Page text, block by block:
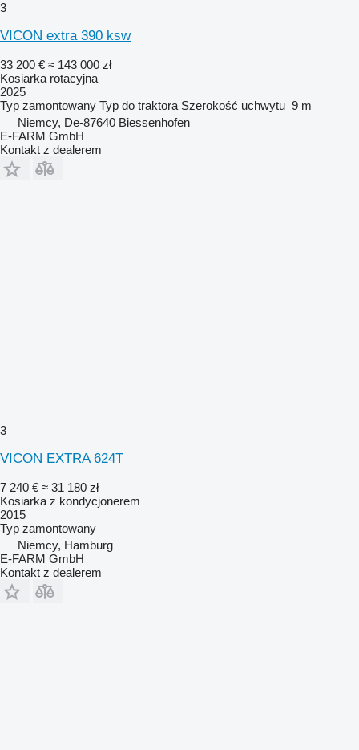
3
VICON extra 390 ksw
33 200 € ≈ 143 000 zł
Kosiarka rotacyjna
2025
Typ zamontowany Typ do traktora Szerokość uchwytu 9 m
Niemcy, De-87640 Biessenhofen
E-FARM GmbH
Kontakt z dealerem
3
VICON EXTRA 624T
7 240 € ≈ 31 180 zł
Kosiarka z kondycjonerem
2015
Typ zamontowany
Niemcy, Hamburg
E-FARM GmbH
Kontakt z dealerem